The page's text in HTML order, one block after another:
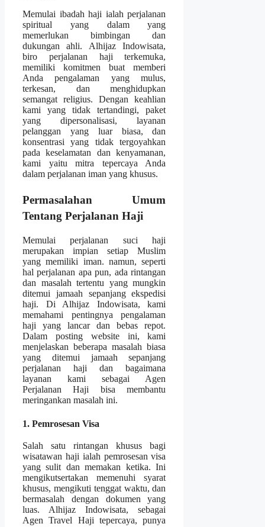
Memulai ibadah haji ialah perjalanan
spiritual yang dalam yang
memerlukan bimbingan dan
dukungan ahli. Alhijaz Indowisata,
biro perjalanan haji terkemuka,
memiliki komitmen buat memberi
Anda pengalaman yang mulus,
terkesan, dan menghidupkan
semangat religius. Dengan keahlian
kami yang tidak tertandingi, paket
yang dipersonalisasi, layanan
pelanggan yang luar biasa, dan
konsentrasi yang tidak tergoyahkan
pada keselamatan dan kenyamanan,
kami yaitu mitra tepercaya Anda
dalam perjalanan iman yang khusus.
Permasalahan Umum
Tentang Perjalanan Haji
Memulai perjalanan suci haji
merupakan impian setiap Muslim
yang memiliki iman. namun, seperti
hal perjalanan apa pun, ada rintangan
dan masalah tertentu yang mungkin
ditemui jamaah sepanjang ekspedisi
haji. Di Alhijaz Indowisata, kami
memahami pentingnya pengalaman
haji yang lancar dan bebas repot.
Dalam posting website ini, kami
menjelaskan beberapa masalah biasa
yang ditemui jamaah sepanjang
perjalanan haji dan bagaimana
layanan kami sebagai Agen
Perjalanan Haji bisa membantu
meringankan masalah ini.
1. Pemrosesan Visa
Salah satu rintangan khusus bagi
wisatawan haji ialah pemrosesan visa
yang sulit dan memakan ketika. Ini
mengikutsertakan memenuhi syarat
khusus, mengikuti tenggat waktu, dan
bermasalah dengan dokumen yang
luas. Alhijaz Indowisata, sebagai
Agen Travel Haji tepercaya, punya